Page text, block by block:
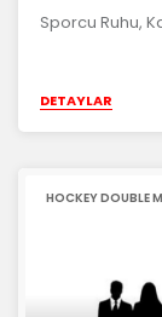
Sporcu Ruhu,
DETAYLAR
HOCKEY DOUBLE